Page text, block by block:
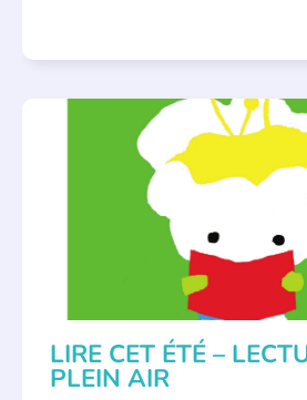
BIBLIOTHÈQUES ÉVÉNEMENTS ,
LITTÉRATURE JEUNESSE
LIRE CET ÉTÉ –
PLEIN AIR